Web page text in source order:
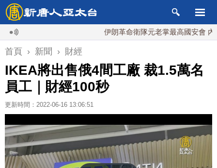
伊朗革命衛隊元老掌最高國安會 內鬥升
首頁 › 新聞 › 財經
IKEA將出售俄4間工廠 裁1.5萬名
員工｜財經100秒
更新時間：2022-06-16 13:06:51